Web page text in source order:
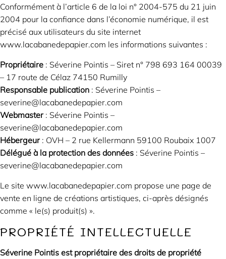
Conformément à l’article 6 de la loi n° 2004-575 du 21 juin
2004 pour la confiance dans l’économie numérique, il est
précisé aux utilisateurs du site internet
www.lacabanedepapier.com les informations suivantes :
Propriétaire : Séverine Pointis – Siret n° 798 693 164 00039
– 17 route de Célaz 74150 Rumilly
Responsable publication : Séverine Pointis –
severine@lacabanedepapier.com
Webmaster: Séverine Pointis –
severine@lacabanedepapier.com
Hébergeur: OVH – 2 rue Kellermann 59100 Roubaix 1007
Délégué à la protection des données : Séverine Pointis –
severine@lacabanedepapier.com
Le site www.lacabanedepapier.com propose une page de
vente en ligne de créations artistiques, ci-après désignés
comme « le(s) produit(s) ».
PROPRIÉTÉ INTELLECTUELLE
Séverine Pointis est propriétaire des droits de propriété